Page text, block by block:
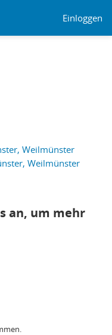
Einloggen
Weilmünster
Weilmünster
an, um mehr